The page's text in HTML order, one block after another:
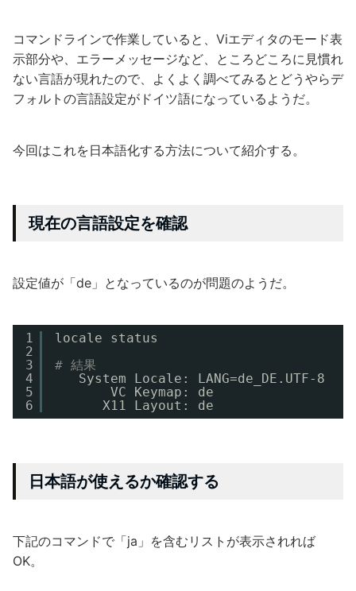
コマンドラインで作業していると、Viエディタのモード表
示部分や、エラーメッセージなど、ところどころに見慣れ
ない言語が現れたので、よくよく調べてみるとどうやらデ
フォルトの言語設定がドイツ語になっているようだ。
今回はこれを日本語化する方法について紹介する。
現在の言語設定を確認
設定値が「de」となっているのが問題のようだ。
1
2
3
4
5
6
locale status
# 結果
System Locale: LANG=de_DE.UTF-8
VC Keymap: de
X11 Layout: de
日本語が使えるか確認する
下記のコマンドで「ja」を含むリストが表示されれば
OK。